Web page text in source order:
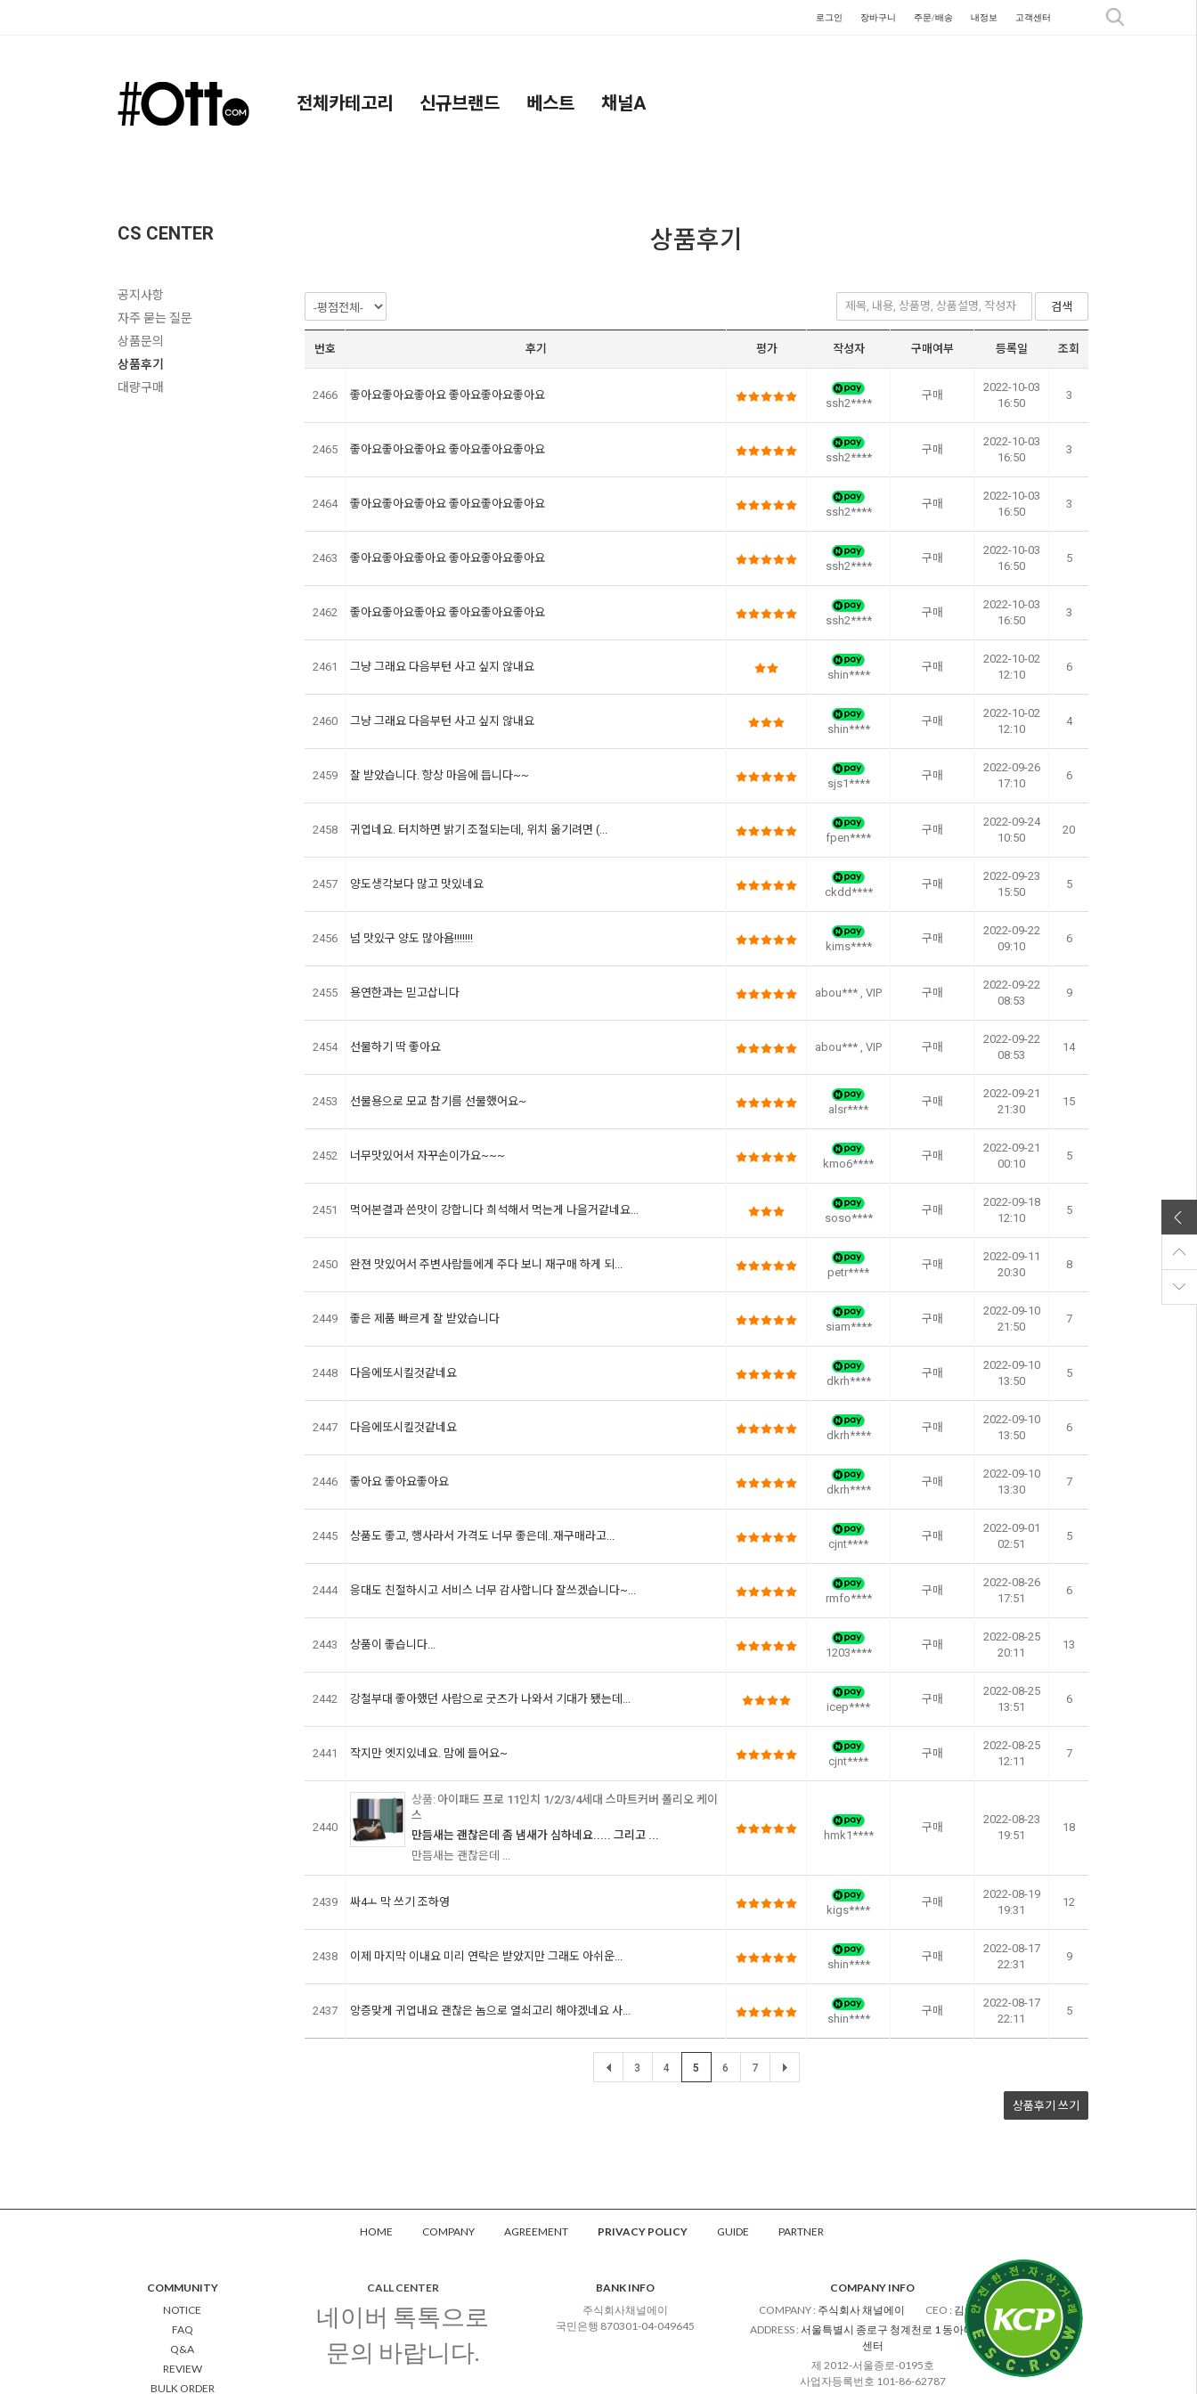
로그인 장바구니 주문/배송 내정보 고객센터
전체카테고리 신규브랜드 베스트 채널A
CS CENTER
공지사항
자주 묻는 질문
상품문의
상품후기
대량구매
상품후기
검색
번호 후기 평가 작성자 구매여부 등록일 조회
2466 좋아요좋아요좋아요 좋아요좋아요좋아요
ssh2****
구매
2022-10-03
16:50
3
2465 좋아요좋아요좋아요 좋아요좋아요좋아요
ssh2****
구매
2022-10-03
16:50
3
2464 좋아요좋아요좋아요 좋아요좋아요좋아요
ssh2****
구매
2022-10-03
16:50
3
2463 좋아요좋아요좋아요 좋아요좋아요좋아요
ssh2****
구매
2022-10-03
16:50
5
2462 좋아요좋아요좋아요 좋아요좋아요좋아요
ssh2****
구매
2022-10-03
16:50
3
2461 그냥 그래요 다음부턴 사고 싶지 않내요
shin****
구매
2022-10-02
12:10
6
2460 그냥 그래요 다음부턴 사고 싶지 않내요
shin****
구매
2022-10-02
12:10
4
2459 잘 받았습니다. 항상 마음에 듭니다~~
sjs1****
구매
2022-09-26
17:10
6
2458 귀엽네요. 터치하면 밝기 조절되는데, 위치 옮기려면 (...
fpen****
구매
2022-09-24
10:50
20
2457 양도생각보다 많고 맛있네요
ckdd****
구매
2022-09-23
15:50
5
2456 넘 맛있구 양도 많아욤!!!!!!!
kims****
구매
2022-09-22
09:10
6
2455 용연한과는 믿고삽니다 abou*** , VIP 구매
2022-09-22
08:53
9
2454 선물하기 딱 좋아요 abou*** , VIP 구매
2022-09-22
08:53
14
2453 선물용으로 모교 참기름 선물했어요~
alsr****
구매
2022-09-21
21:30
15
2452 너무맛있어서 자꾸손이가요~~~
kmo6****
구매
2022-09-21
00:10
5
2451 먹어본결과 쓴맛이 강합니다 희석해서 먹는게 나을거같네요...
soso****
구매
2022-09-18
12:10
5
2450 완젼 맛있어서 주변사람들에게 주다 보니 재구매 하게 되...
petr****
구매
2022-09-11
20:30
8
2449 좋은 제품 빠르게 잘 받았습니다
siam****
구매
2022-09-10
21:50
7
2448 다음에또시킬것같네요
dkrh****
구매
2022-09-10
13:50
5
2447 다음에또시킬것같네요
dkrh****
구매
2022-09-10
13:50
6
2446 좋아요 좋아요좋아요
dkrh****
구매
2022-09-10
13:30
7
2445 상품도 좋고, 행사라서 가격도 너무 좋은데..재구매라고...
cjnt****
구매
2022-09-01
02:51
5
2444 응대도 친절하시고 서비스 너무 감사합니다 잘쓰겠습니다~...
rmfo****
구매
2022-08-26
17:51
6
2443 상품이 좋습니다...
1203****
구매
2022-08-25
20:11
13
2442 강철부대 좋아했던 사람으로 굿즈가 나와서 기대가 됐는데...
icep****
구매
2022-08-25
13:51
6
2441 작지만 엣지있네요. 맘에 들어요~
cjnt****
구매
2022-08-25
12:11
7
2440
아이패드 프로 11인치 1/2/3/4세대 스마트커버 폴리오 케이
스
만듬새는 괜찮은데 좀 냄새가 심하네요..... 그리고 ...
만듬새는 괜찮은데 ...
hmk1****
구매
2022-08-23
19:51
18
2439 싸4ㅗ 막 쓰기 조하영
kigs****
구매
2022-08-19
19:31
12
2438 이제 마지막 이내요 미리 연락은 받았지만 그래도 아쉬운...
shin****
구매
2022-08-17
22:31
9
2437 앙증맞게 귀엽내요 괜찮은 놈으로 열쇠고리 해야겠네요 사...
shin****
구매
2022-08-17
22:11
5
3 4 5 6 7
상품후기 쓰기
HOME COMPANY AGREEMENT PRIVACY POLICY GUIDE PARTNER
COMMUNITY
NOTICE
FAQ
Q&A
REVIEW
BULK ORDER
CALL CENTER
네이버 톡톡으로
문의 바랍니다.
BANK INFO
주식회사채널에이
국민은행 870301-04-049645
COMPANY INFO
COMPANY : 주식회사 채널에이 CEO : 김차수
ADDRESS: 서울특별시 종로구 청계천로 1 동아미디어
센터
제 2012-서울종로-0195호
사업자등록번호 101-86-62787